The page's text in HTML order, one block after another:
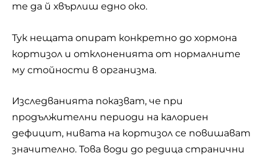
те да й хвърлиш едно око.
Тук нещата опират конкретно до хормона
кортизол и отклоненията от нормалните
му стойности в организма.
Изследванията показват, че при
продължителни периоди на калориен
дефицит, нивата на кортизол се повишават
значително. Това води до редица странични